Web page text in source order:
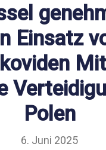
Einsatz
Polen
6. Juni 2025